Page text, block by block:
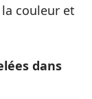
couleur et
dans